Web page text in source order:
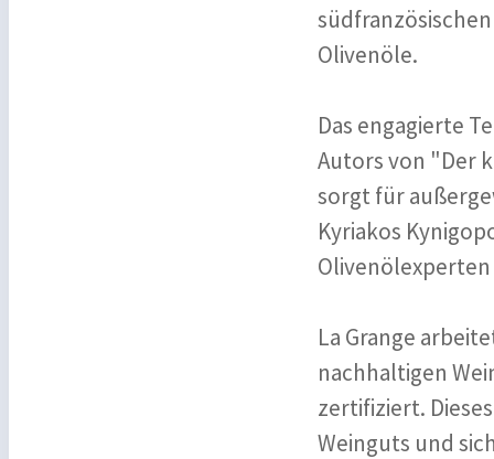
Olivenöle.
Das engagierte
Autors von "Der
sorgt für
Kyriakos
La Grange
nachhaltigen
zertifiziert.
Weinguts und